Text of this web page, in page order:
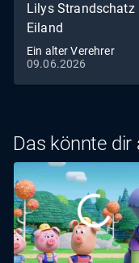
Lilys Strandschatz
Eiland
Ein alter Verehrer
09.06.2026
Das könnte dir